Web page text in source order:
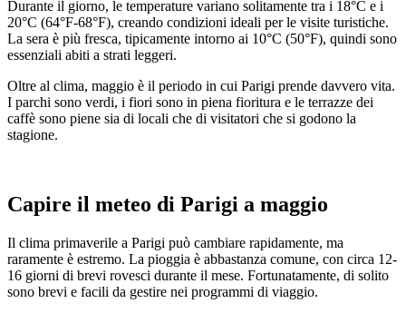
Durante il giorno, le temperature variano solitamente tra i 18°C e i
20°C (64°F-68°F), creando condizioni ideali per le visite turistiche.
La sera è più fresca, tipicamente intorno ai 10°C (50°F), quindi sono
essenziali abiti a strati leggeri.
Oltre al clima, maggio è il periodo in cui Parigi prende davvero vita.
I parchi sono verdi, i fiori sono in piena fioritura e le terrazze dei
caffè sono piene sia di locali che di visitatori che si godono la
stagione.
Capire il meteo di Parigi a maggio
Il clima primaverile a Parigi può cambiare rapidamente, ma
raramente è estremo. La pioggia è abbastanza comune, con circa 12-
16 giorni di brevi rovesci durante il mese. Fortunatamente, di solito
sono brevi e facili da gestire nei programmi di viaggio.